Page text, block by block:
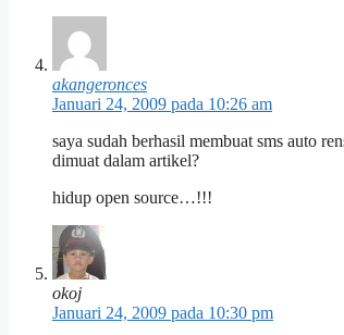
akangeronces
Januari 24, 2009 pada 10:26 am
saya sudah berhasil membuat sms auto
dimuat dalam artikel?
hidup open source…!!!
okoj
Januari 24, 2009 pada 10:30 pm